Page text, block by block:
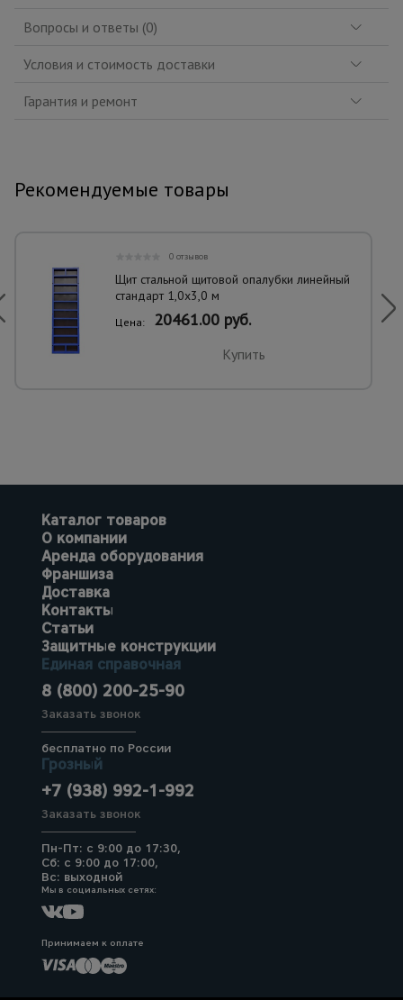
Вопросы и ответы (0)
Условия и стоимость доставки
Гарантия и ремонт
Рекомендуемые товары
0 отзывов
Щит стальной щитовой опалубки линейный
стандарт 1,0x3,0 м
Цена: 20461.00 руб.
Купить
Каталог товаров
О компании
Аренда оборудования
Франшиза
Доставка
Контакты
Статьи
Защитные конструкции
Единая справочная
8 (800) 200-25-90
Заказать звонок
бесплатно по России
Грозный
+7 (938) 992-1-992
Заказать звонок
Пн-Пт: с 9:00 до 17:30,
Сб: с 9:00 до 17:00,
Вс: выходной
Мы в социальных сетях:
Принимаем к оплате